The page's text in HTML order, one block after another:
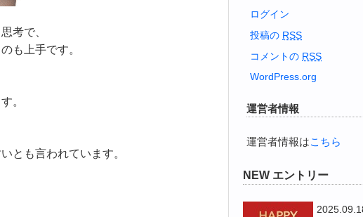
考で、
も上手です。
。
とも言われています。
ログイン
投稿の RSS
コメントの RSS
WordPress.org
運営者情報
運営者情報はこちら
NEW エントリー